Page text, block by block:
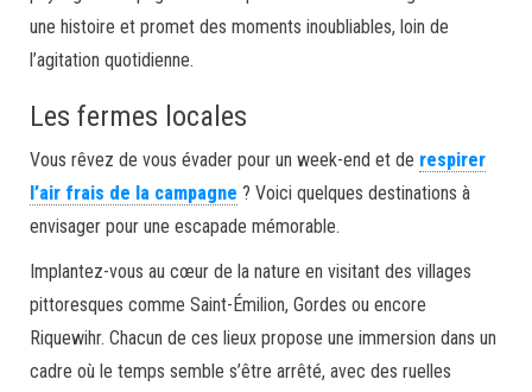
une histoire et promet des moments inoubliables, loin de
l’agitation quotidienne.
Les fermes locales
Vous rêvez de vous évader pour un week-end et de respirer
l’air frais de la campagne ? Voici quelques destinations à
envisager pour une escapade mémorable.
Implantez-vous au cœur de la nature en visitant des villages
pittoresques comme Saint-Émilion, Gordes ou encore
Riquewihr. Chacun de ces lieux propose une immersion dans un
cadre où le temps semble s’être arrêté, avec des ruelles